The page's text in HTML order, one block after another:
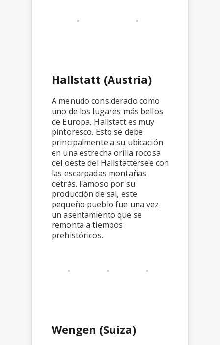
Hallstatt (Austria)
A menudo considerado como
uno de los lugares más bellos
de Europa, Hallstatt es muy
pintoresco. Esto se debe
principalmente a su ubicación
en una estrecha orilla rocosa
del oeste del Hallstättersee con
las escarpadas montañas
detrás. Famoso por su
producción de sal, este
pequeño pueblo fue una vez
un asentamiento que se
remonta a tiempos
prehistóricos.
Wengen (Suiza)